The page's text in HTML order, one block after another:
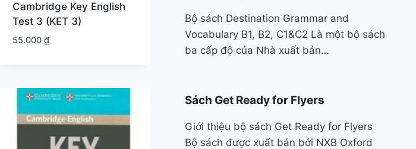
Cambridge Key English
Test 3 (KET 3)
55.000₫
Bộ sách Destination Grammar and
Vocabulary B1, B2, C1&C2 Là một bộ sách
ba cấp độ của Nhà xuất bản…
Sách Get Ready for Flyers
Giới thiệu bộ sách Get Ready for Flyers
Bộ sách được xuất bản bởi NXB Oxford